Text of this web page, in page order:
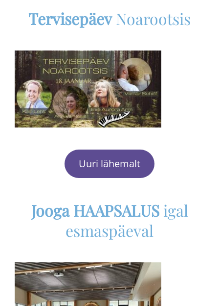
TervisepäevNoarootsis
Uuri lähemalt
Jooga HAAPSALUSigal
esmaspäeval